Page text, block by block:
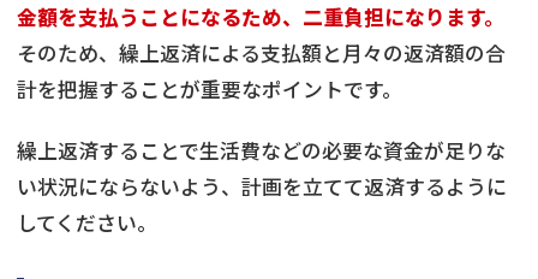
金額を支払うことになるため、二重負担になります。
そのため、繰上返済による支払額と月々の返済額の合
計を把握することが重要なポイントです。
繰上返済することで生活費などの必要な資金が足りな
い状況にならないよう、計画を立てて返済するように
してください。